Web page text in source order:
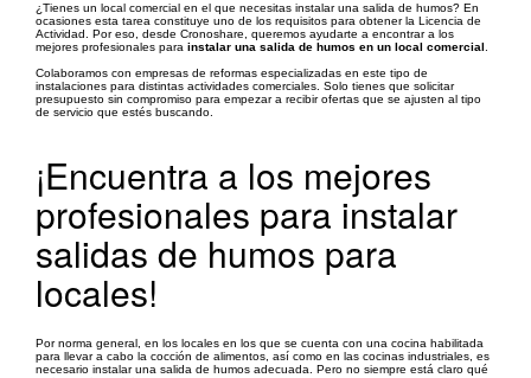
¿Tienes un local comercial en el que necesitas instalar una salida de humos? En
ocasiones esta tarea constituye uno de los requisitos para obtener la Licencia de
Actividad. Por eso, desde Cronoshare, queremos ayudarte a encontrar a los
mejores profesionales para instalar una salida de humos en un local comercial
Colaboramos con empresas de reformas especializadas en este tipo de
instalaciones para distintas actividades comerciales. Solo tienes que solicitar
presupuesto sin compromiso para empezar a recibir ofertas que se ajusten al tipo
de servicio que estés buscando.
¡Encuentra a los mejores
profesionales para instalar
salidas de humos para
locales!
Por norma general, en los locales en los que se cuenta con una cocina habilitada
para llevar a cabo la cocción de alimentos, así como en las cocinas industriales, es
necesario instalar una salida de humos adecuada. Pero no siempre está claro qué